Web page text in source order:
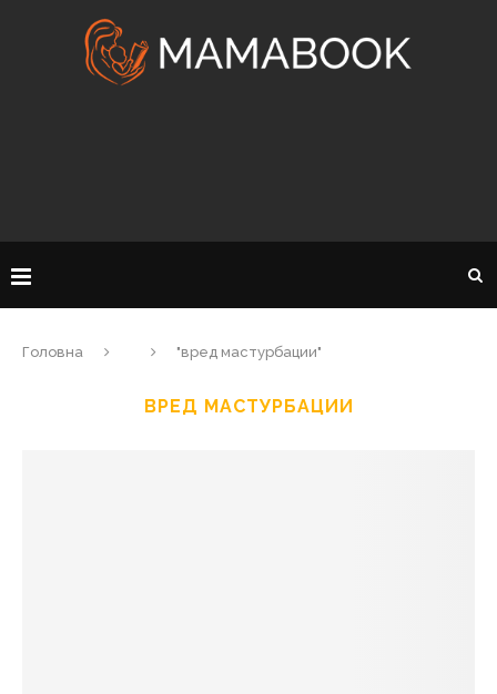
Головна "вред мастурбации"
ВРЕД МАСТУРБАЦИИ